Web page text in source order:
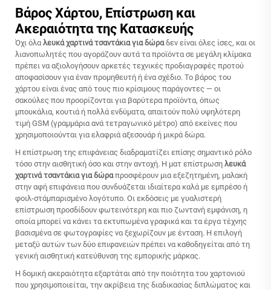
Βάρος Χάρτου, Επίστρωση και
Ακεραιότητα της Κατασκευής
Όχι όλαλευκά χαρτινά τσαντάκια για δώραδεν είναι όλες ίσες, και οι
λιανοπωλητές που αγοράζουν αυτά τα προϊόντα σε μεγάλη κλίμακα
πρέπει να αξιολογήσουν αρκετές τεχνικές προδιαγραφές προτού
αποφασίσουν για έναν προμηθευτή ή ένα σχέδιο. Το βάρος του
χάρτου είναι ένας από τους πιο κρίσιμους παράγοντες — οι
σακούλες που προορίζονται για βαρύτερα προϊόντα, όπως
μπουκάλια, κουτιά ή πολλά ενδύματα, απαιτούν πολύ υψηλότερη
τιμή GSM (γραμμάρια ανά τετραγωνικό μέτρο) από εκείνες που
χρησιμοποιούνται για ελαφριά αξεσουάρ ή μικρά δώρα.
Η επίστρωση της επιφάνειας διαδραματίζει επίσης σημαντικό ρόλο
τόσο στην αισθητική όσο και στην αντοχή. Η ματ επίστρωση λευκά
χαρτινά τσαντάκια για δώραπροσφέρουν μια εξεζητημένη, μαλακή
στην αφή επιφάνεια που συνδυάζεται ιδιαίτερα καλά με εμπρέσο ή
φοιλ-στάμπαρισμένο λογότυπο. Οι εκδόσεις με γυαλιστερή
επίστρωση προσδίδουν φωτεινότερη και πιο ζωντανή εμφάνιση, η
οποία μπορεί να κάνει τα εκτυπωμένα γραφικά και τα έργα τέχνης
βασισμένα σε φωτογραφίες να ξεχωρίζουν με ένταση. Η επιλογή
μεταξύ αυτών των δύο επιφανειών πρέπει να καθοδηγείται από τη
γενική αισθητική κατεύθυνση της εμπορικής μάρκας.
Η δομική ακεραιότητα εξαρτάται από την ποιότητα του χαρτονιού
που χρησιμοποιείται, την ακρίβεια της διαδικασίας διπλώματος και